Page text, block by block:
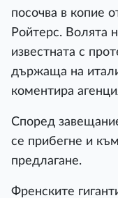
посочва в копие
Ройтерс. Волята
известната с
държаща на
коментира
Според
се прибегне и
предлагане.
Френските